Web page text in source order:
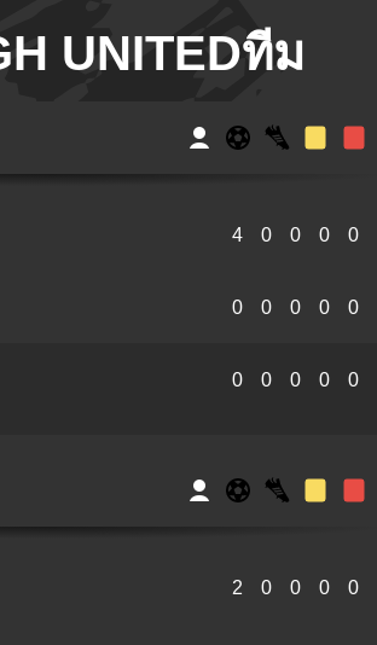
UNITEDทีม
4 0 0 0 0
0 0 0 0 0
0 0 0 0 0
2 0 0 0 0